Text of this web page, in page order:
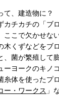
、建造物に？
カチカチの「ブ
ここで欠かせな
木くずなどをブ
、菌が繁殖して
ーヨークのキノ
糸体を使ったプ
ー・ワークス 」